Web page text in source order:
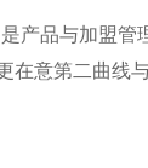
产品与加盟管
意第二曲线与